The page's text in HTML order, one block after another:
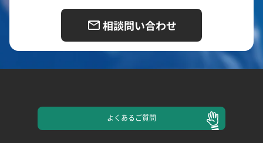
相談問い合わせ
よくあるご質問